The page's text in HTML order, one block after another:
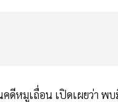
หมูเถื่อน เปิดเผยว่า พ